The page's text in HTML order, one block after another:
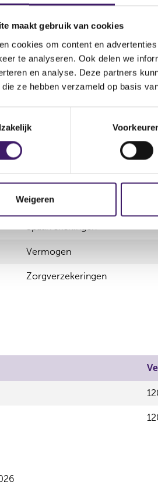
maakt gebruik van cookies
cookies om content en
te analyseren. Ook delen we
en analyse. Deze partners
ze hebben verzameld op basis
Weigeren
Vermogen
Zorgverzekeringen
Product
Betaalrekeningen
Elektronisch geld
Inkomensverzekeringen
Schadeverzekeringen zakelijk
Spaarrekeningen
Vermogen
Zorgverzekeringen